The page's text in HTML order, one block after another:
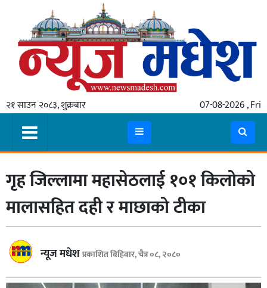
२१ साउन २०८३, शुक्रबार 07-08-2026 , Fri
गृहपृष्ठ
स्थानीय
प्रदेश
मधेश
प्रदेश
लुम्बिनी
गण्डकी
बागमती
गृह जिल्लामा महासेठलाई १०१ किलोको
मालासहित दही र माछाको टीका
न्यूज मधेशप्रकाशित बिहिबार, चैत्र ०८, २०८०